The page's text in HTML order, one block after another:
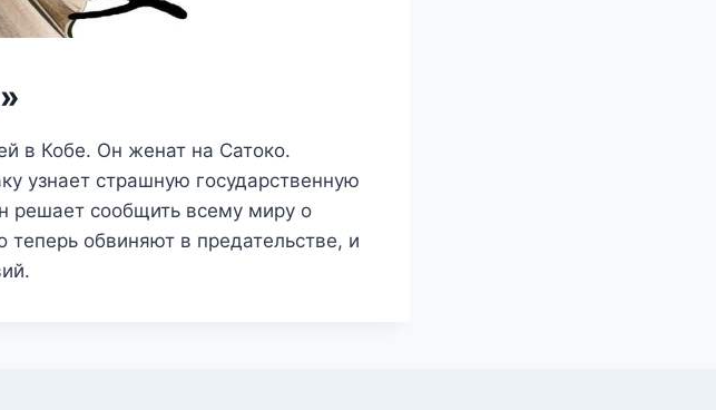
в Кобе. Он женат на Сатоко.
узнает страшную государственную
решает сообщить всему миру о
теперь обвиняют в предательстве, и